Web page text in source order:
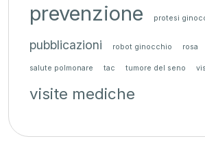
prevenzione protesi
pubblicazioni robot ginocchio rosa
salute polmonare tac tumore del seno
visite mediche